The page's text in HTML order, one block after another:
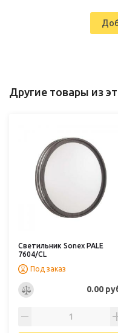
Другие товары из
Светильник Sonex PALE
7604/СL
Под заказ
0.00